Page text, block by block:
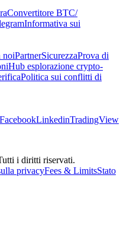
Convertitore BTC/
Informativa sui
noiPartnerSicurezzaProva di
Hub esplorazione crypto-
Politica sui conflitti di
FacebookLinkedinTradingView
i diritti riservati.
privacyFees & LimitsStato